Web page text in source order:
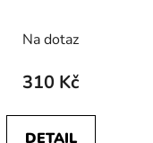
Na dotaz
310 Kč
DETAIL